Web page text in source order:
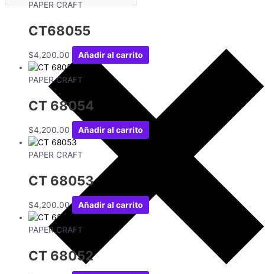
PAPER CRAFT
CT68055
$4,200.00 Añadir al carrito
PAPER CRAFT
CT 68054
$4,200.00 Añadir al carrito
PAPER CRAFT
CT 68053
$4,200.00 Añadir al carrito
PAPER CRAFT
CT 68052